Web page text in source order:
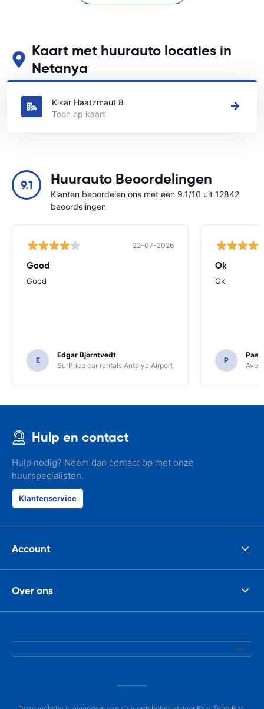
Kaart met huurauto locaties in
Netanya
Zie onze belangrijkste autoverhuur locaties in Netanya
Kikar Haatzmaut 8
Toon op kaart
9.1 Huurauto Beoordelingen
Klanten beoordelen ons met een 9.1/10 uit 12842
beoordelingen
22-07-2026
Good
Good
E
Edgar Bjorntvedt
SurPrice car rentals Antalya Airport
Ok
Ok
P
Avec
Hulp en contact
Hulp nodig? Neem dan contact op met onze
huurspecialisten.
Klantenservice
Account
Over ons